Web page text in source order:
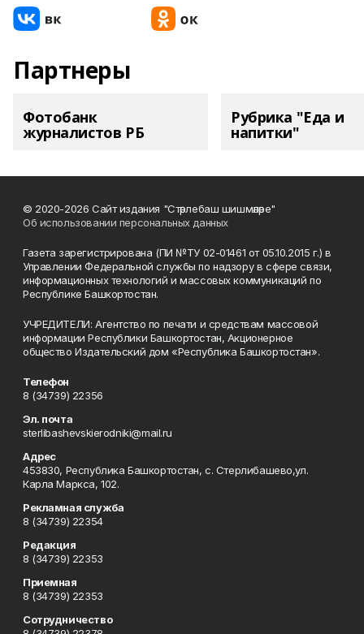
Партнеры
Фотобанк
журналистов РБ
Рубрика "Еда и
напитки"
© 2020-2026 Сайт издания "Стәрлебаш шишмәләре"
Об использовании персональных данных
Газета зарегистрирована (ПИ №ТУ 02-01461 от 05.10.2015 г.) в
Управлении Федеральной службы по надзору в сфере связи,
информационных технологий и массовых коммуникаций по
Республике Башкортостан.
УЧРЕДИТЕЛИ: Агентство по печати и средствам массовой
информации Республики Башкортостан, Акционерное
общество Издательский дом «Республика Башкортостан».
Телефон
8 (34739) 22356
Эл. почта
sterlibashevskierodniki@mail.ru
Адрес
453830, Республика Башкортостан, c. Стерлибашево,ул.
Карла Маркса, 102.
Рекламная служба
8 (34739) 22354
Редакция
8 (34739) 22353
Приемная
8 (34739) 22353
Сотрудничество